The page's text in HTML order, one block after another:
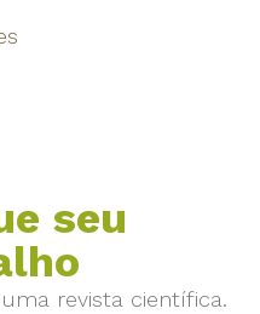
seu
revista científica.